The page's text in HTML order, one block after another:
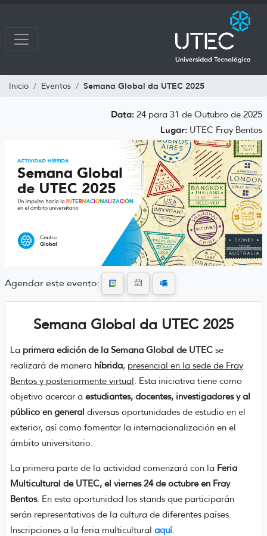
Inicio Eventos Semana Global da UTEC 2025
Data: 24 para 31 de Outubro de 2025
Lugar: UTEC Fray Bentos
Agendar este evento:
Semana Global da UTEC 2025
La primera edición de la Semana Global de UTEC se
realizará de manera híbrida, presencial en la sede de Fray
Bentos y posteriormente virtual. Esta iniciativa tiene como
objetivo acercar a estudiantes, docentes, investigadores y al
público en general diversas oportunidades de estudio en el
exterior, así como fomentar la internacionalización en el
ámbito universitario.
La primera parte de la actividad comenzará con la Feria
Multicultural de UTEC, el viernes 24 de octubre en Fray
Bentos. En esta oportunidad los stands que participarán
serán representativos de la cultura de diferentes países.
Inscripciones a la feria multicultural aquí.